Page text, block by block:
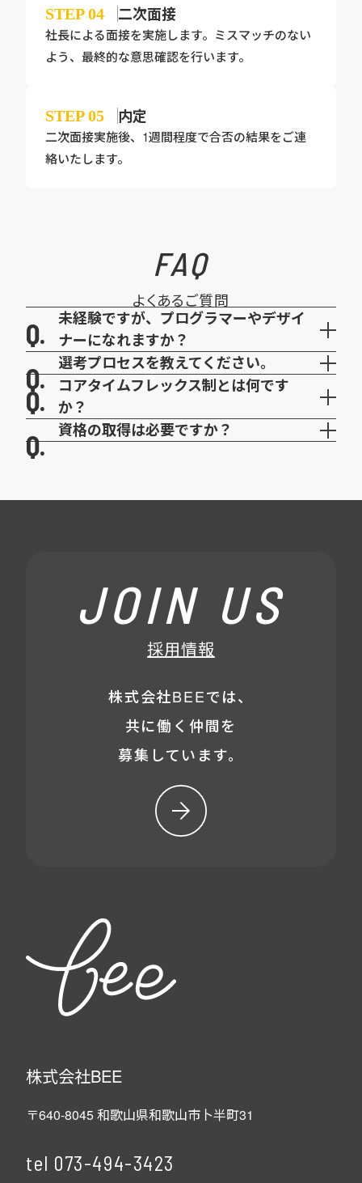
STEP04 二次面接
社長による面接を実施します。ミスマッチのない
よう、最終的な意思確認を行います。
STEP05 内定
二次面接実施後、1週間程度で合否の結果をご連
絡いたします。
FAQ
よくあるご質問
未経験ですが、プログラマーやデザイ
ナーになれますか？
選考プロセスを教えてください。
コアタイムフレックス制とは何です
か？
資格の取得は必要ですか？
JOIN US
採用情報
株式会社BEEでは、
共に働く仲間を
募集しています。
株式会社BEE
〒640-8045 和歌山県和歌山市卜半町31
tel 073-494-3423